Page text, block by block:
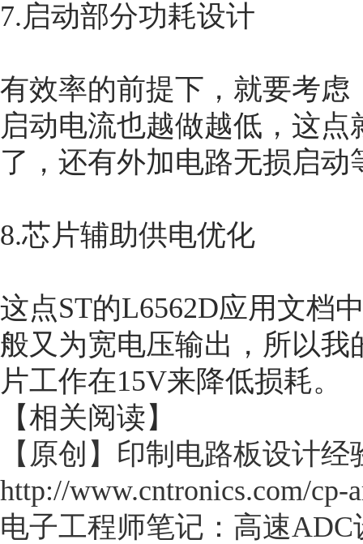
7.启动部分功耗设计
有效率的前提下，就要考
启动电流也越做越低，这
了，还有外加电路无损启
8.芯片辅助供电优化
这点ST的L6562D应用文档
般又为宽电压输出，所以
片工作在15V来降低损耗。
【相关阅读】
【原创】印制电路板设计经
http://www.cntronics.com/cp-
电子工程师笔记：高速